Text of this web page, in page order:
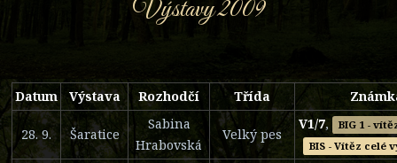
Výstavy 2009
Datum Výstava Rozhodčí Třída
28. 9. Šaratice
Sabina
Hrabovská
Velký pes
V1/7, BIG 1 -
BIS - Vítěz celé